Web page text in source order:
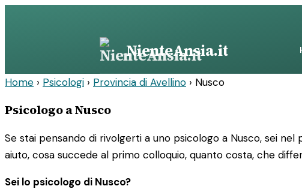
NienteAnsia.it
Home › Psicologi › Provincia di Avellino › Nusco
Psicologo a Nusco
Se stai pensando di rivolgerti a uno psicologo a Nusco, sei
aiuto, cosa succede al primo colloquio, quanto costa, che
Sei lo psicologo di Nusco?